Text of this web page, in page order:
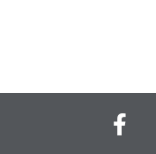
F
a